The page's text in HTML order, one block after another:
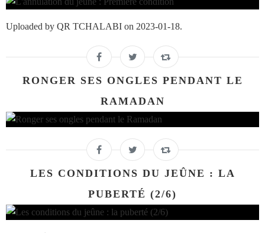
Uploaded by QR TCHALABI on 2023-01-18.
RONGER SES ONGLES PENDANT LE
RAMADAN
LES CONDITIONS DU JEÛNE : LA
PUBERTÉ (2/6)